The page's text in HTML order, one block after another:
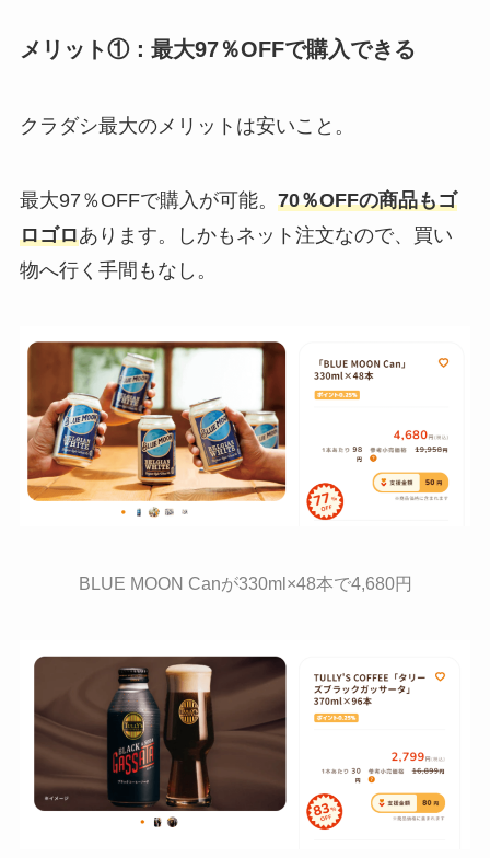
メリット①：最大97％OFFで購入できる
クラダシ最大のメリットは安いこと。
最大97％OFFで購入が可能。 70％OFFの商品もゴ
ロゴロあります。しかもネット注文なので、買い
物へ行く手間もなし。
BLUE MOON Canが330ml×48本で4,680円